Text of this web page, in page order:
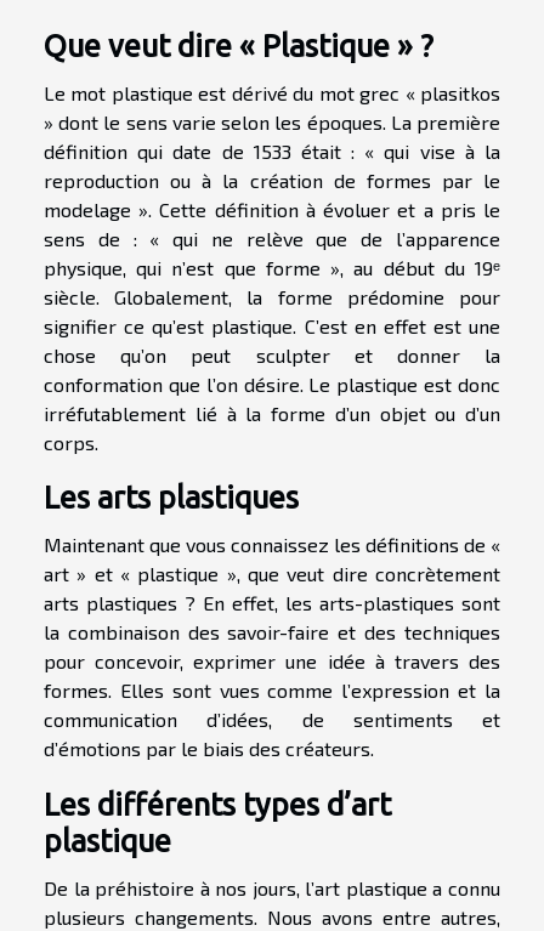
Que veut dire « Plastique » ?
Le mot plastique est dérivé du mot grec « plasitkos
» dont le sens varie selon les époques. La première
définition qui date de 1533 était : « qui vise à la
reproduction ou à la création de formes par le
modelage ». Cette définition à évoluer et a pris le
sens de : « qui ne relève que de l’apparence
physique, qui n’est que forme », au début du 19ᵉ
siècle. Globalement, la forme prédomine pour
signifier ce qu’est plastique. C’est en effet est une
chose qu’on peut sculpter et donner la
conformation que l’on désire. Le plastique est donc
irréfutablement lié à la forme d’un objet ou d’un
corps.
Les arts plastiques
Maintenant que vous connaissez les définitions de «
art » et « plastique », que veut dire concrètement
arts plastiques ? En effet, les arts-plastiques sont
la combinaison des savoir-faire et des techniques
pour concevoir, exprimer une idée à travers des
formes. Elles sont vues comme l’expression et la
communication d’idées, de sentiments et
d’émotions par le biais des créateurs.
Les différents types d’art
plastique
De la préhistoire à nos jours, l’art plastique a connu
plusieurs changements. Nous avons entre autres,